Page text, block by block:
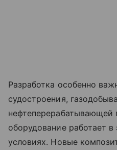
Разработка особенно
судостроения,
нефтеперерабатывающей
оборудование работает
условиях. Новые